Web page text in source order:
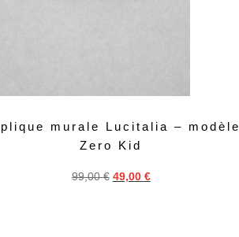
murale Lucitalia – modèle
Zero Kid
99,00€ 49,00 €